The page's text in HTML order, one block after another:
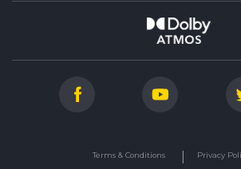
Terms & Conditions Privacy